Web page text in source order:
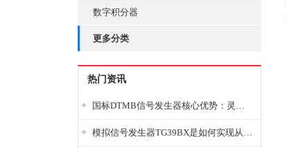
数字积分器
更多分类
热门资讯
国标DTMB信号发生器核心优势：灵活性与准确性的结合
模拟信号发生器TG39BX是如何实现从直流到交流的波形转换?